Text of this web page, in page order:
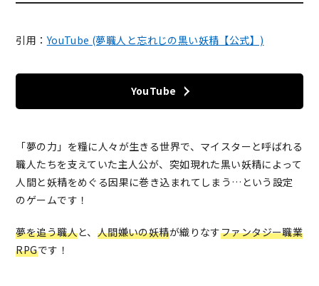
引用：YouTube (夢職人と忘れじの黒い妖精【公式】)
YouTube
「夢の力」を糧に人々が生きる世界で、マイスターと呼ばれる
職人たちを支えていた主人公が、突如現れた黒い妖精によって
人間と妖精をめぐる因果に巻き込まれてしまう…という設定
のゲームです！
夢を追う職人と、 人間嫌いの妖精が織りなすファンタジー職業
RPGです！